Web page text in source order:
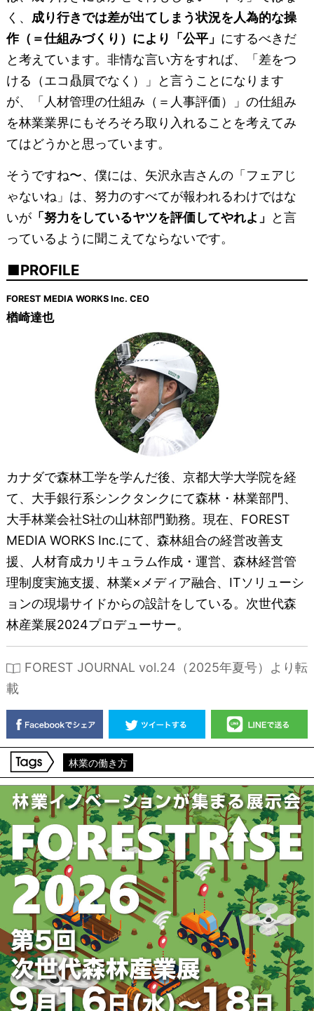
く、 成り行きでは差が出てしまう状況を人為的な操
作（＝仕組みづくり）により「公平」 にするべきだ
と考えています。非情な言い方をすれば、「差をつ
ける（エコ贔屓でなく）」と言うことになります
が、「人材管理の仕組み（＝人事評価）」の仕組み
を林業業界にもそろそろ取り入れることを考えてみ
てはどうかと思っています。
そうですね〜、僕には、矢沢永吉さんの「フェアじ
ゃないね」は、努力のすべてが報われるわけではな
いが「努力をしているヤツを評価してやれよ」
と言
っているように聞こえてならないです。
PROFILE
FOREST MEDIA WORKS Inc. CEO
楢崎達也
カナダで森林工学を学んだ後、京都大学大学院を経
て、大手銀行系シンクタンクにて森林・林業部門、
大手林業会社S社の山林部門勤務。現在、FOREST
MEDIA WORKS Inc.にて、森林組合の経営改善支
援、人材育成カリキュラム作成・運営、森林経営管
理制度実施支援、林業×メディア融合、ITソリューシ
ョンの現場サイドからの設計をしている。次世代森
林産業展2024プロデューサー。
FOREST JOURNAL vol.24（2025年夏号）より転
載
林業の働き方